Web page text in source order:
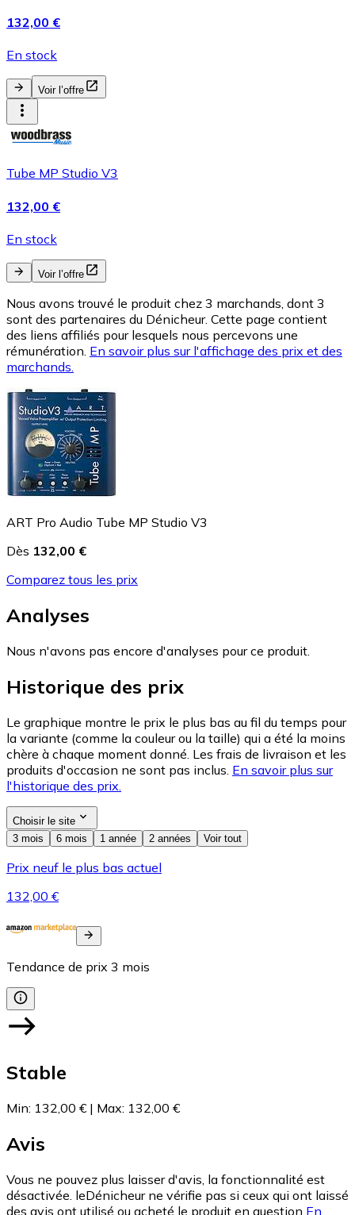
132,00 €
En stock
Voir l’offre
Tube MP Studio V3
132,00 €
En stock
Voir l’offre
Nous avons trouvé le produit chez 3 marchands, dont 3
sont des partenaires du Dénicheur. Cette page contient
des liens affiliés pour lesquels nous percevons une
rémunération. En savoir plus sur l'affichage des prix et des
marchands.
ART Pro Audio Tube MP Studio V3
Dès 132,00 €
Comparez tous les prix
Analyses
Nous n'avons pas encore d'analyses pour ce produit.
Historique des prix
Le graphique montre le prix le plus bas au fil du temps pour
la variante (comme la couleur ou la taille) qui a été la moins
chère à chaque moment donné. Les frais de livraison et les
produits d'occasion ne sont pas inclus. En savoir plus sur
l'historique des prix.
Choisir le site
3 mois
6 mois 1 année 2 années Voir tout
Prix neuf le plus bas actuel
132,00 €
Tendance de prix 3 mois
Stable
Min: 132,00 € | Max: 132,00 €
Avis
Vous ne pouvez plus laisser d'avis, la fonctionnalité est
désactivée. leDénicheur ne vérifie pas si ceux qui ont laissé
des avis ont utilisé ou acheté le produit en question En